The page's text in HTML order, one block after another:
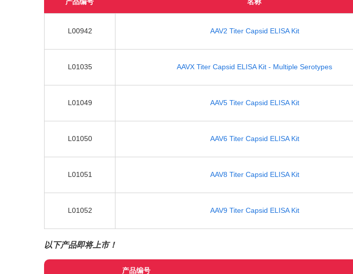
L00942 AAV2 Titer Capsid ELISA Kit
L01035 AAVX Titer Capsid ELISA Kit - Multiple Serotypes
L01049 AAV5 Titer Capsid ELISA Kit
L01050 AAV6 Titer Capsid ELISA Kit
L01051 AAV8 Titer Capsid ELISA Kit
L01052 AAV9 Titer Capsid ELISA Kit
以下产品即将上市！
产品编号